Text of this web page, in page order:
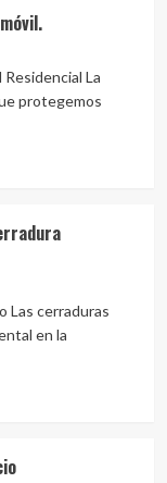
La
protegemos
Las cerraduras
en la